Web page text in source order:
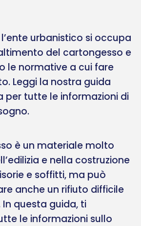
urbanistico si occupa
del cartongesso e
le normative a cui fare
Leggi la nostra guida
per tutte le informazioni di
è un materiale molto
e nella costruzione
e soffitti, ma può
anche un rifiuto difficile
questa guida, ti
le informazioni sullo